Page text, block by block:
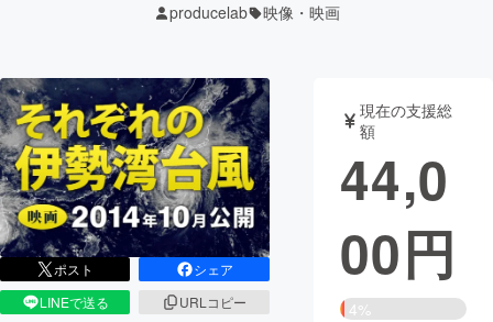
テクノロジー・ガジェット
映像・映画 書籍・雑誌
ビジネス・起業 チャレンジ
まちづくり・地域活性化
producelab 映像・映画
ポスト
シェア
LINEで送る
URLコピー
現在の支援総
額
44,0
00円
4%